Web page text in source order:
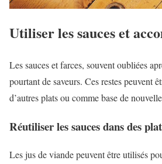
Utiliser les sauces et
Les sauces et farces, souvent oubliées
pourtant de saveurs. Ces restes peuvent
d’autres plats ou comme base de
Réutiliser les sauces dans des
Les jus de viande peuvent être utilisés